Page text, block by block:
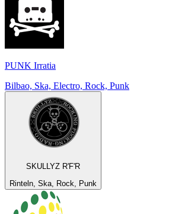
PUNK Irratia
Bilbao, Ska, Electro, Rock, Punk
SKULLYZ R'F'R
Rinteln, Ska, Rock, Punk